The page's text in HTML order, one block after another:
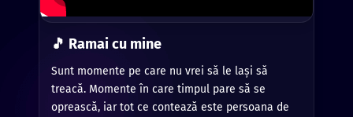
🎵 Ramai cu mine
Sunt momente pe care nu vrei să le lași să
treacă. Momente în care timpul pare să se
oprească, iar tot ce contează este persoana de